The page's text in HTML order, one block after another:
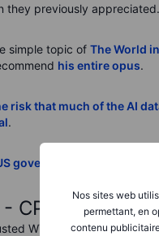
Nos sites web
permettant, en
contenu
they previously appreciated.
simple topic of The World
his entire opus.
risk that much of the AI
.
government shutdown
CPI-adjusted
WTI crude oil price